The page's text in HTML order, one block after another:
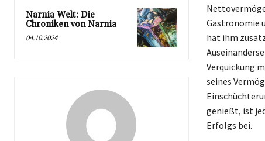
Narnia Welt: Die
Chroniken von Narnia
04.10.2024
Gastronomie
hat ihm
Verquickung
seines
genießt, ist
Erfolgs bei.